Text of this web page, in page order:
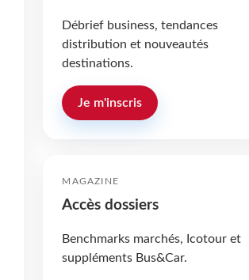
Débrief business, tendances
distribution et nouveautés
destinations.
Je m'inscris
MAGAZINE
Accès dossiers
Benchmarks marchés, Icotour et
suppléments Bus&Car.